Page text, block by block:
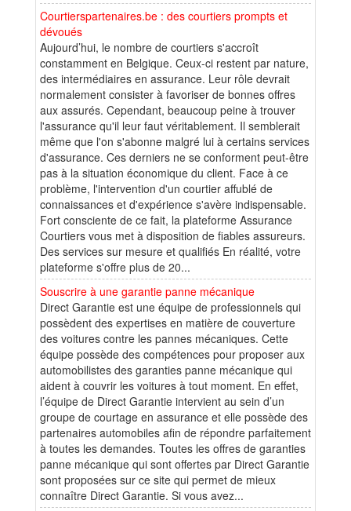
Courtierspartenaires.be : des courtiers prompts et
dévoués
Aujourd’hui, le nombre de courtiers s'accroît
constamment en Belgique. Ceux-ci restent par nature,
des intermédiaires en assurance. Leur rôle devrait
normalement consister à favoriser de bonnes offres
aux assurés. Cependant, beaucoup peine à trouver
l'assurance qu'il leur faut véritablement. Il semblerait
même que l'on s'abonne malgré lui à certains services
d'assurance. Ces derniers ne se conforment peut-être
pas à la situation économique du client. Face à ce
problème, l'intervention d'un courtier affublé de
connaissances et d'expérience s'avère indispensable.
Fort consciente de ce fait, la plateforme Assurance
Courtiers vous met à disposition de fiables assureurs.
Des services sur mesure et qualifiés En réalité, votre
plateforme s'offre plus de 20...
Souscrire à une garantie panne mécanique
Direct Garantie est une équipe de professionnels qui
possèdent des expertises en matière de couverture
des voitures contre les pannes mécaniques. Cette
équipe possède des compétences pour proposer aux
automobilistes des garanties panne mécanique qui
aident à couvrir les voitures à tout moment. En effet,
l’équipe de Direct Garantie intervient au sein d’un
groupe de courtage en assurance et elle possède des
partenaires automobiles afin de répondre parfaitement
à toutes les demandes. Toutes les offres de garanties
panne mécanique qui sont offertes par Direct Garantie
sont proposées sur ce site qui permet de mieux
connaître Direct Garantie. Si vous avez...